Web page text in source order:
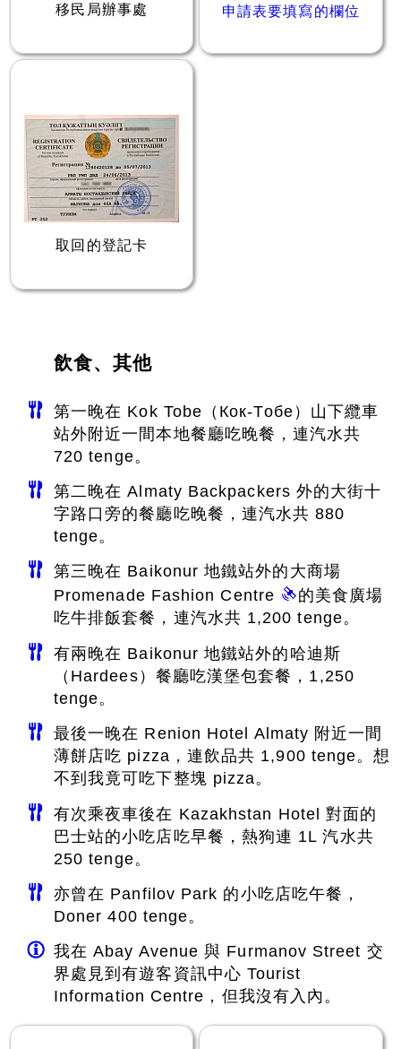
移民局辦事處 申請表要填寫的欄位
取回的登記卡
飲食、其他
第一晚在 Kok Tobe（Кок-Тобе）山下纜車
站外附近一間本地餐廳吃晚餐，連汽水共
720 tenge。
第二晚在 Almaty Backpackers 外的大街十
字路口旁的餐廳吃晚餐，連汽水共 880
tenge。
第三晚在 Baikonur 地鐵站外的大商場
Promenade Fashion Centre
的美食廣場
吃牛排飯套餐，連汽水共 1,200 tenge。
有兩晚在 Baikonur 地鐵站外的哈迪斯
（Hardees）餐廳吃漢堡包套餐，1,250
tenge。
最後一晚在 Renion Hotel Almaty 附近一間
薄餅店吃 pizza，連飲品共 1,900 tenge。想
不到我竟可吃下整塊 pizza。
有次乘夜車後在 Kazakhstan Hotel 對面的
巴士站的小吃店吃早餐，熱狗連 1L 汽水共
250 tenge。
亦曾在 Panfilov Park 的小吃店吃午餐，
Doner 400 tenge。
我在 Abay Avenue 與 Furmanov Street 交
界處見到有遊客資訊中心 Tourist
Information Centre，但我沒有入內。